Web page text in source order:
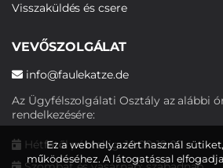
Visszaküldés és csere
VEVŐSZOLGÁLAT
info@faulekatze.de
Az Ügyfélszolgálati Osztály az alábbi
rendelkezésére:
Hétfőtől péntekig: 10:00-19:00
Ez a webhely azért használ
működéséhez. A látogatással